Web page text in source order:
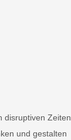
disruptiven Zeiten
und gestalten